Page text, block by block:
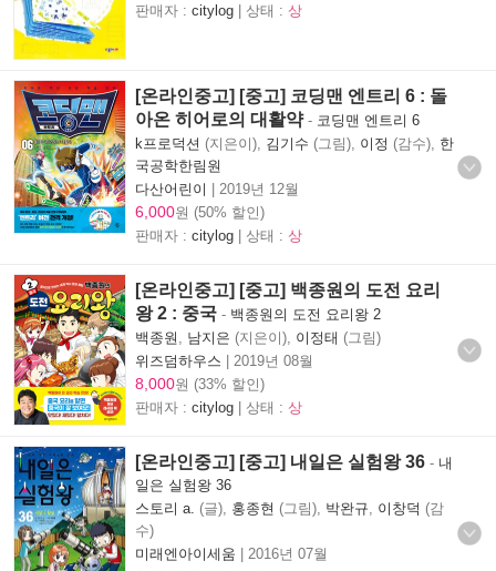
판매자 : citylog | 상태 : 상
[온라인중고] [중고] 코딩맨 엔트리 6 : 돌
아온 히어로의 대활약- 코딩맨 엔트리 6
k프로덕션 (지은이), 김기수 (그림), 이정 (감수), 한
국공학한림원
다산어린이 | 2019년 12월
6,000원 (50% 할인)
판매자 : citylog | 상태 : 상
[온라인중고] [중고] 백종원의 도전 요리
왕 2 : 중국 - 백종원의 도전 요리왕 2
백종원
남지은 (지은이), 이정태 (그림)
위즈덤하우스 | 2019년 08월
8,000원 (33% 할인)
판매자 : citylog | 상태 : 상
[온라인중고] [중고] 내일은 실험왕 36 - 내
일은 실험왕 36
스토리 a. (글), 홍종현 (그림), 박완규 이창덕 (감
수)
미래엔아이세움 | 2016년 07월